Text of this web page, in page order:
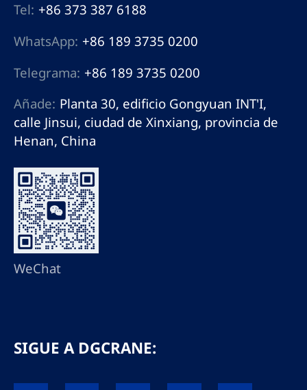
Tel: +86 373 387 6188
WhatsApp: +86 189 3735 0200
Telegrama: +86 189 3735 0200
Añade: Planta 30, edificio Gongyuan INT'I,
calle Jinsui, ciudad de Xinxiang, provincia de
Henan, China
WeChat
SIGUE A DGCRANE: